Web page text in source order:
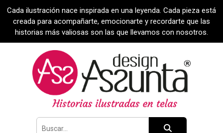
Cada ilustración nace inspirada en una leyenda. Cada pieza está
creada para acompañarte, emocionarte y recordarte que las
historias más valiosas son las que llevamos con nosotros.